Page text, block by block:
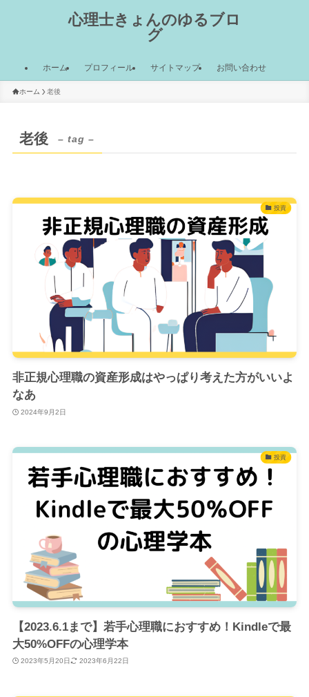
心理士きょんのゆるブロ
グ
ホーム プロフィール サイトマップ お問い合わせ
ホーム 老後
老後 – tag –
投資
非正規心理職の資産形成はやっぱり考えた方がいいよ
なあ
2024年9月2日
投資
【2023.6.1まで】若手心理職におすすめ！Kindleで最
大50%OFFの心理学本
2023年5月20日 2023年6月22日